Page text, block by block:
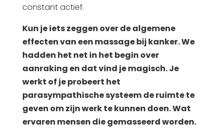
constant actief.
Kun je iets zeggen over de algemene
effecten van een massage bij kanker. We
hadden het net in het begin over
aanraking en dat vind je magisch. Je
werkt of je probeert het
parasympathische systeem de ruimte te
geven om zijn werk te kunnen doen. Wat
ervaren mensen die gemasseerd worden.